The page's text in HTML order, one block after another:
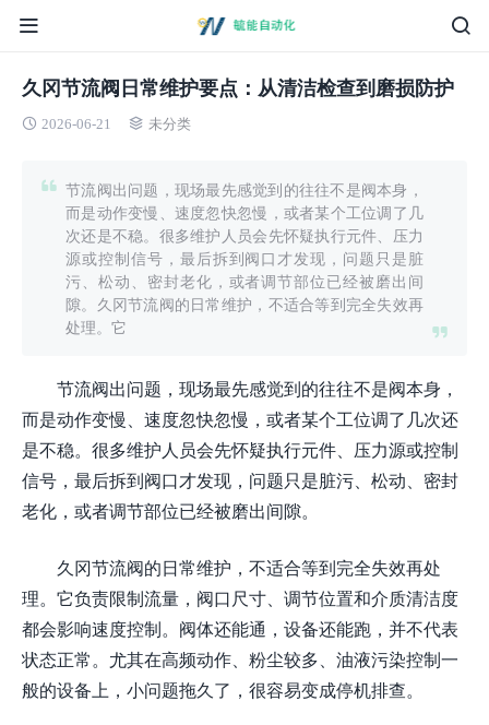
久冈节流阀日常维护要点：从清洁检查到磨损防护
2026-06-21 未分类
节流阀出问题，现场最先感觉到的往往不是阀本身，
而是动作变慢、速度忽快忽慢，或者某个工位调了几
次还是不稳。很多维护人员会先怀疑执行元件、压力
源或控制信号，最后拆到阀口才发现，问题只是脏
污、松动、密封老化，或者调节部位已经被磨出间
隙。久冈节流阀的日常维护，不适合等到完全失效再
处理。它
节流阀出问题，现场最先感觉到的往往不是阀本身，
而是动作变慢、速度忽快忽慢，或者某个工位调了几次还
是不稳。很多维护人员会先怀疑执行元件、压力源或控制
信号，最后拆到阀口才发现，问题只是脏污、松动、密封
老化，或者调节部位已经被磨出间隙。
久冈节流阀的日常维护，不适合等到完全失效再处
理。它负责限制流量，阀口尺寸、调节位置和介质清洁度
都会影响速度控制。阀体还能通，设备还能跑，并不代表
状态正常。尤其在高频动作、粉尘较多、油液污染控制一
般的设备上，小问题拖久了，很容易变成停机排查。